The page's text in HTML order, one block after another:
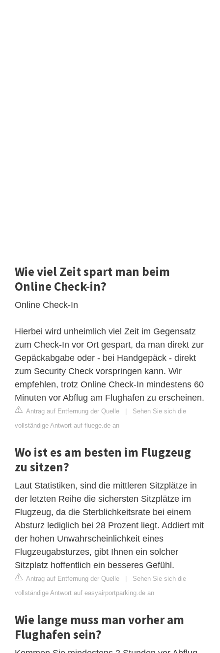
Wie viel Zeit spart man beim
Online Check-in?
Online Check-In
Hierbei wird unheimlich viel Zeit im Gegensatz
zum Check-In vor Ort gespart, da man direkt zur
Gepäckabgabe oder - bei Handgepäck - direkt
zum Security Check vorspringen kann. Wir
empfehlen, trotz Online Check-In mindestens 60
Minuten vor Abflug am Flughafen zu erscheinen.
Antrag auf Entfernung der Quelle | Sehen Sie sich die
vollständige Antwort auf fluege.de an
Wo ist es am besten im Flugzeug
zu sitzen?
Laut Statistiken, sind die mittleren Sitzplätze in
der letzten Reihe die sichersten Sitzplätze im
Flugzeug, da die Sterblichkeitsrate bei einem
Absturz lediglich bei 28 Prozent liegt. Addiert mit
der hohen Unwahrscheinlichkeit eines
Flugzeugabsturzes, gibt Ihnen ein solcher
Sitzplatz hoffentlich ein besseres Gefühl.
Antrag auf Entfernung der Quelle | Sehen Sie sich die
vollständige Antwort auf easyairportparking.de an
Wie lange muss man vorher am
Flughafen sein?